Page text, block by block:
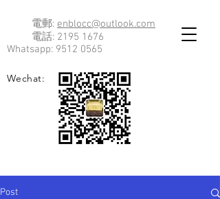
電郵: enblocc@outlook.com
電話: 2195 1676
Whatsapp: 9512 0565
Wechat:
Post